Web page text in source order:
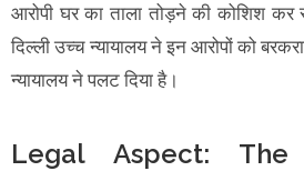
आरोपी घर का ताला तोड़ने की कोशिश
दिल्ली उच्च न्यायालय ने इन आरोपों को
न्यायालय ने पलट दिया है।
Legal Aspect: